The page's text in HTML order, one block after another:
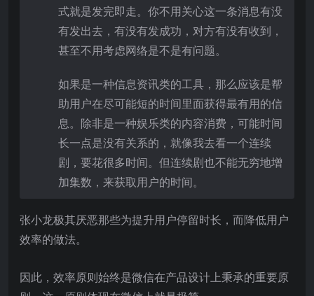
式就是发完即走。你不用关心这一条消息有没
有发出去，有没有发成功，对方有没有收到，
甚至不用考虑网络是不是有问题。
如果是一种信息资讯类的工具，那么应该是帮
助用户在尽可能短的时间里面获得最有用的信
息。除非是一种娱乐类的内容消费，可能时间
长一点是没有关系的，就像我去看一个连续
剧，要花很多时间。但连续剧也不能无穷地增
加集数，来获取用户的时间。
张小龙极其厌恶那些为提升用户停留时长，而降低用户
效率的做法。
因此，效率原则始终是微信在产品设计上秉承的重要原